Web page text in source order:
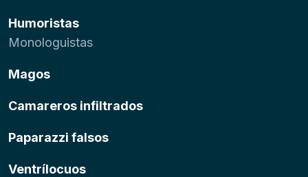
Humoristas
Monologuistas
Magos
Camareros infiltrados
Paparazzi falsos
Ventrílocuos